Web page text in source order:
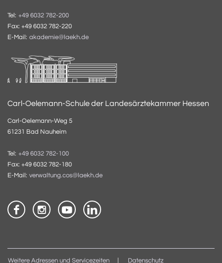
Tel: +49 6032 782-200
Fax: +49 6032 782-220
E-Mail: akademie@laekh.de
Carl-Oelemann-Schule der Landesärztekammer Hessen
Carl-Oelemann-Weg 5
61231 Bad Nauheim
Tel: +49 6032 782-100
Fax: +49 6032 782-180
E-Mail: verwaltung.cos@laekh.de
Weitere Adressen und Servicezeiten Datenschutz